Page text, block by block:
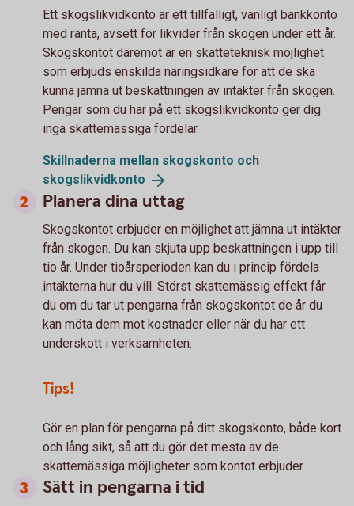
Ett skogslikvidkonto är ett tillfälligt, vanligt bankkonto
med ränta, avsett för likvider från skogen under ett år.
Skogskontot däremot är en skatteteknisk möjlighet
som erbjuds enskilda näringsidkare för att de ska
kunna jämna ut beskattningen av intäkter från skogen.
Pengar som du har på ett skogslikvidkonto ger dig
inga skattemässiga fördelar.
Skillnaderna mellan skogskonto och
skogslikvidkonto
Planera dina uttag
Skogskontot erbjuder en möjlighet att jämna ut intäkter
från skogen. Du kan skjuta upp beskattningen i upp till
tio år. Under tioårsperioden kan du i princip fördela
intäkterna hur du vill. Störst skattemässig effekt får
du om du tar ut pengarna från skogskontot de år du
kan möta dem mot kostnader eller när du har ett
underskott i verksamheten.
Tips!
Gör en plan för pengarna på ditt skogskonto, både kort
och lång sikt, så att du gör det mesta av de
skattemässiga möjligheter som kontot erbjuder.
Sätt in pengarna i tid